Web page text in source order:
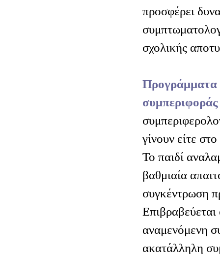
προσφέρει
σχολικής
Προγράμματα
συμπεριφοράς
γίνουν είτε
Το παιδί
βαθμιαία
συγκέντρωση
Επιβραβεύεται
αναμενόμενη
ακατάλληλη